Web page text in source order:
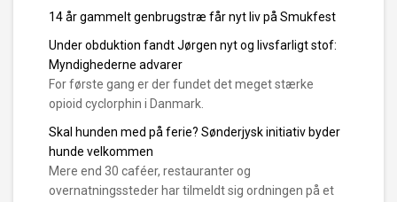
14 år gammelt genbrugstræ får nyt liv på Smukfest
Under obduktion fandt Jørgen nyt og livsfarligt stof:
Myndighederne advarer
For første gang er der fundet det meget stærke
opioid cyclorphin i Danmark.
Skal hunden med på ferie? Sønderjysk initiativ byder
hunde velkommen
Mere end 30 caféer, restauranter og
overnatningssteder har tilmeldt sig ordningen på et